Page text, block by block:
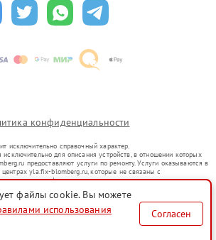
конфиденциальности
исключительно справочный характер.
для описания устройств, в отношении которых
предоставляют услуги по ремонту. Услуги оказываются в
yla.fix-blomberg.ru, которые не связаны с
или их официальными представителями.
уже введенных в гражданский оборот в соответствии
не преследует цели индивидуализации услуг или введения
служит для информирования о предоставляемых услугах по
не является публичной офертой, определяемой
файлы cookie. Вы можете
использования
Согласен